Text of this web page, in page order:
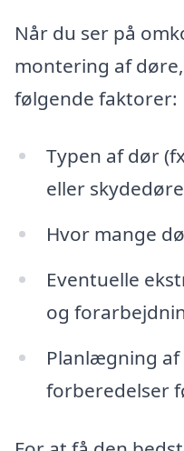
Når du ser på
montering af
følgende faktorer:
Typen af dør
eller
Hvor mange
Eventuelle
og
Planlægning
forberedelser